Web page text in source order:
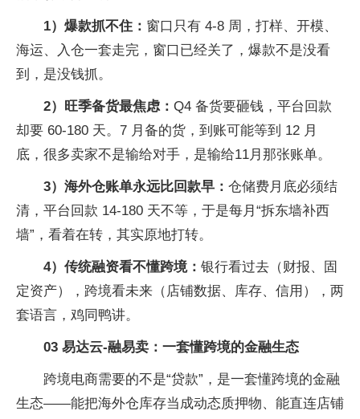
1）爆款抓不住： 窗口只有 4-8 周，打样、开模、
海运、入仓一套走完，窗口已经关了，爆款不是没看
到，是没钱抓。
2）旺季备货最焦虑： Q4 备货要砸钱， 平台 回款
却要 60-180 天。7 月备的货，到账可能等到 12 月
底，很多卖家不是输给对手，是输给11月那张账单。
3）海外仓账单永远比回款早： 仓储费月底必须结
清， 平台 回款 14-180 天不等，于是每月“拆东墙补西
墙”，看着在转，其实原地打转。
4）传统融资看不懂跨境： 银行看过去（财报、固
定资产），跨境看未来（店铺数据、库存、信用），两
套语言，鸡同鸭讲。
03 易达云-融易卖：一套懂跨境的金融生态
跨境电商需要的不是“贷款”，是一套懂跨境的金融
生态——能把海外仓库存当成动态质押物、能直连店铺